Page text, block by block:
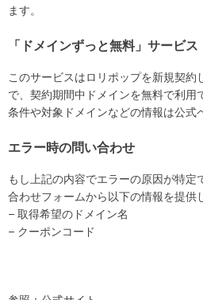
ます。
「ドメインずっと無料」サービス
このサービスはロリポップを新規契約
で、契約期間中ドメインを無料で利用
条件や対象ドメインなどの情報は公式
エラー時の問い合わせ
もし上記の内容でエラーの原因が特定
合わせフォームから以下の情報を提供
– 取得希望のドメイン名
– クーポンコード